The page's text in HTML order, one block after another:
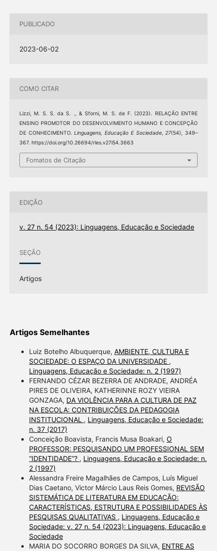
PUBLICADO
2023-06-02
COMO CITAR
Lizzi, M. S. S. da S. ., & Sforni, M. S. de F. (2023). RELAÇÃO ENTRE
ENSINO PROMOTOR DO DESENVOLVIMENTO HUMANO E CONCEPÇÃO
DE CONHECIMENTO.Linguagens, Educação E Sociedade,27(54), 349–
367. https://doi.org/10.26694/rles.v27i54.3663
Fomatos de Citação
EDIÇÃO
v. 27 n. 54 (2023): Linguagens, Educação e Sociedade
SEÇÃO
Artigos
Artigos Semelhantes
Luiz Botelho Albuquerque, AMBIENTE, CULTURA E
SOCIEDADE: O ESPAÇO DA UNIVERSIDADE ,
Linguagens, Educação e Sociedade: n. 2 (1997)
FERNANDO CÉZAR BEZERRA DE ANDRADE, ANDRÉA
PIRES DE OLIVEIRA, KATHERINNE ROZY VIEIRA
GONZAGA, DA VIOLÊNCIA PARA A CULTURA DE PAZ
NA ESCOLA: CONTRIBUIÇÕES DA PEDAGOGIA
INSTITUCIONAL , Linguagens, Educação e Sociedade:
n. 37 (2017)
Conceição Boavista, Francis Musa Boakari, O
PROFESSOR: PESQUISANDO UM PROFESSIONAL SEM
“IDENTIDADE”? , Linguagens, Educação e Sociedade: n.
2 (1997)
Alessandra Freire Magalhães de Campos, Luís Miguel
Dias Caetano, Victor Márcio Laus Reis Gomes, REVISÃO
SISTEMÁTICA DE LITERATURA EM EDUCAÇÃO:
CARACTERÍSTICAS, ESTRUTURA E POSSIBILIDADES ÀS
PESQUISAS QUALITATIVAS , Linguagens, Educação e
Sociedade: v. 27 n. 54 (2023): Linguagens, Educação e
Sociedade
MARIA DO SOCORRO BORGES DA SILVA, ENTRE AS